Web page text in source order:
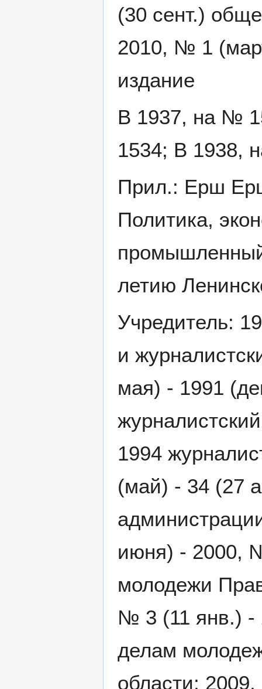
(30 сент.)
2010, № 1
издание
В 1937, на №
1534; В 1938,
Прил.: Ерш
Политика,
летию
Учредитель:
и
мая) - 1991
1994
(май) - 34 (27
июня) - 2000,
молодежи
№ 3 (11 янв.) -
делам
области;